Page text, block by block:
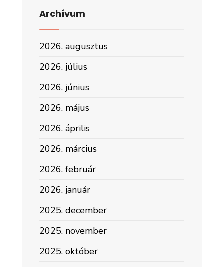
Archívum
2026. augusztus
2026. július
2026. június
2026. május
2026. április
2026. március
2026. február
2026. január
2025. december
2025. november
2025. október